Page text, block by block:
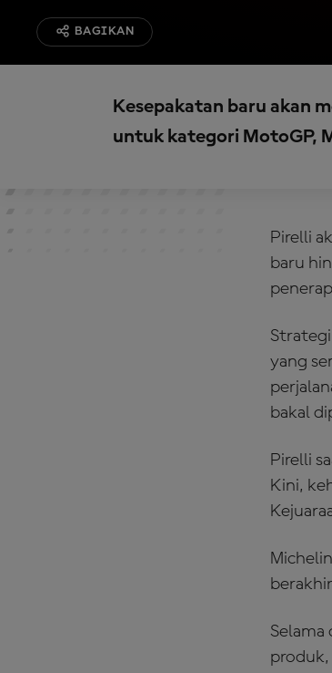
BAGIKAN
Kesepakatan baru akan
untuk kategori MotoGP,
Pirelli
baru
yang
bakal
Pirelli
Kini,
produk,